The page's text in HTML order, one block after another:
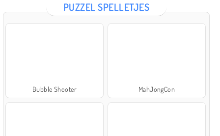
PUZZEL SPELLETJES
Bubble Shooter MahJongCon